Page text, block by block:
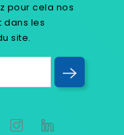
pour cela nos
dans les
site.